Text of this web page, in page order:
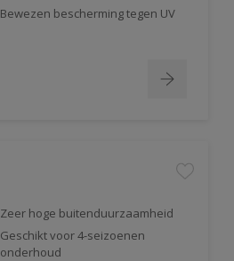
Bewezen bescherming tegen UV
Zeer hoge buitenduurzaamheid
Geschikt voor 4-seizoenen
onderhoud